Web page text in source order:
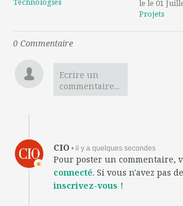
le le 01
Projets
0 Commentaire
Ecrire un
commentaire...
CIO • il y a quelques secondes
Pour poster un commentaire,
connecté. Si vous n'avez pas
inscrivez-vous !